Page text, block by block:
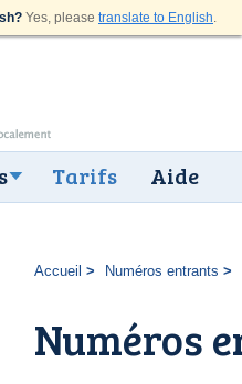
Yes, please translate to English.
Tarifs Aide
Accueil Numéros entrants
Numéros